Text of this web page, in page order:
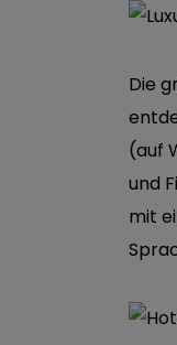
Die
(auf
und
mit